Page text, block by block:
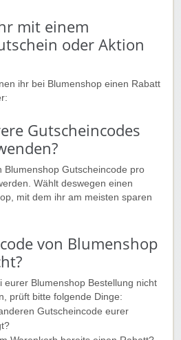
mit einem
oder Aktion
ihr bei Blumenshop einen Rabatt
Gutscheincodes
Blumenshop Gutscheincode pro
Wählt deswegen einen
mit dem ihr am meisten sparen
von Blumenshop
eurer Blumenshop Bestellung nicht
prüft bitte folgende Dinge:
Gutscheincode eurer